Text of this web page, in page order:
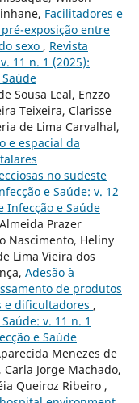
Facilitadores e
exposição entre
sexo , Revista
11 n. 1 (2025):
Sousa Leal, Enzzo
Teixeira, Clarisse
de Lima Carvalhal,
e espacial da
no sudeste
e Saúde: v. 12
Infecção e Saúde
Prazer
Nascimento, Heliny
Lima Vieira dos
Adesão à
de produtos
e dificultadores ,
v. 11 n. 1
e Saúde
Menezes de
Jorge Machado,
Queiroz Ribeiro ,